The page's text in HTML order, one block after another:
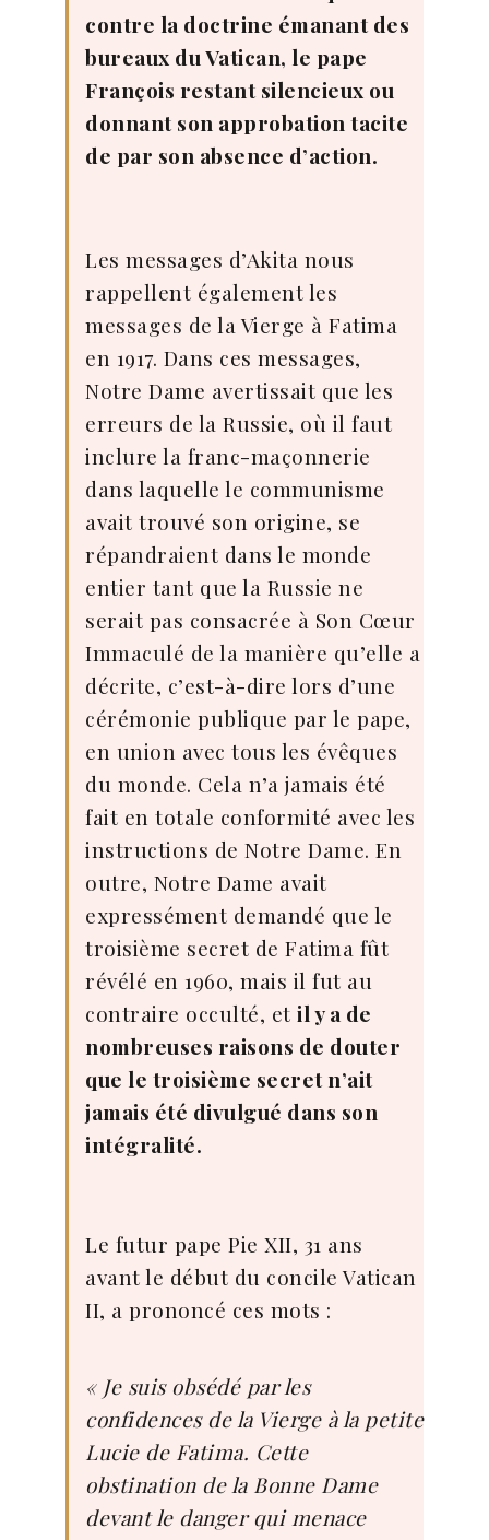
contre la doctrine émanant des
bureaux du Vatican, le pape
François restant silencieux ou
donnant son approbation tacite
de par son absence d’action.
Les messages d’Akita nous
rappellent également les
messages de la Vierge à Fatima
en 1917. Dans ces messages,
Notre Dame avertissait que les
erreurs de la Russie, où il faut
inclure la franc-maçonnerie
dans laquelle le communisme
avait trouvé son origine, se
répandraient dans le monde
entier tant que la Russie ne
serait pas consacrée à Son Cœur
Immaculé de la manière qu’elle a
décrite, c’est-à-dire lors d’une
cérémonie publique par le pape,
en union avec tous les évêques
du monde. Cela n’a jamais été
fait en totale conformité avec les
instructions de Notre Dame. En
outre, Notre Dame avait
expressément demandé que le
troisième secret de Fatima fût
révélé en 1960, mais il fut au
contraire occulté, et il y a de
nombreuses raisons de douter
que le troisième secret n’ait
jamais été divulgué dans son
intégralité.
Le futur pape Pie XII, 31 ans
avant le début du concile Vatican
II, a prononcé ces mots :
« Je suis obsédé par les
confidences de la Vierge à la petite
Lucie de Fatima. Cette
obstination de la Bonne Dame
devant le danger qui menace